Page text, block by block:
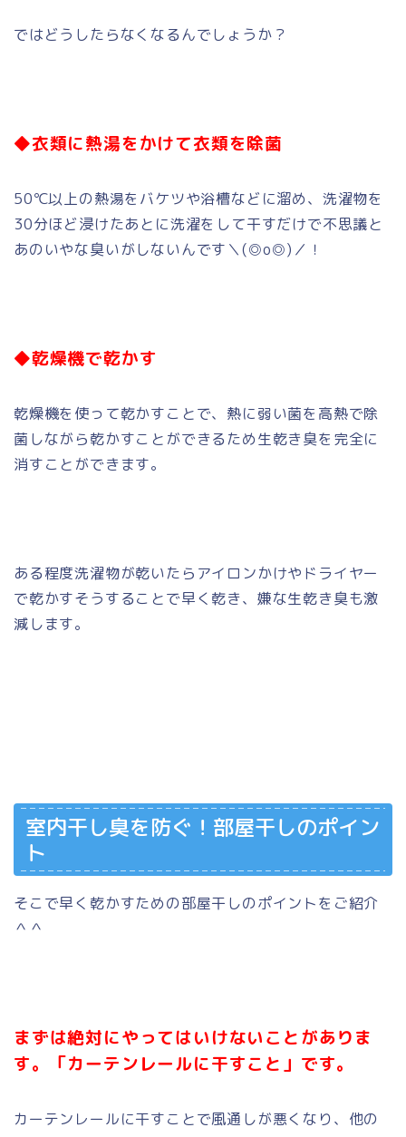
ではどうしたらなくなるんでしょうか？
◆衣類に熱湯をかけて衣類を除菌
50℃以上の熱湯をバケツや浴槽などに溜め、洗濯物を
30分ほど浸けたあとに洗濯をして干すだけで不思議と
あのいやな臭いがしないんです＼(◎o◎)／！
◆乾燥機で乾かす
乾燥機を使って乾かすことで、熱に弱い菌を高熱で除
菌しながら乾かすことができるため生乾き臭を完全に
消すことができます。
ある程度洗濯物が乾いたらアイロンかけやドライヤー
で乾かすそうすることで早く乾き、嫌な生乾き臭も激
減します。
室内干し臭を防ぐ！部屋干しのポイン
ト
そこで早く乾かすための部屋干しのポイントをご紹介
＾＾
まずは絶対にやってはいけないことがありま
す。
「カーテンレールに干すこと」です。
カーテンレールに干すことで風通しが悪くなり、他の